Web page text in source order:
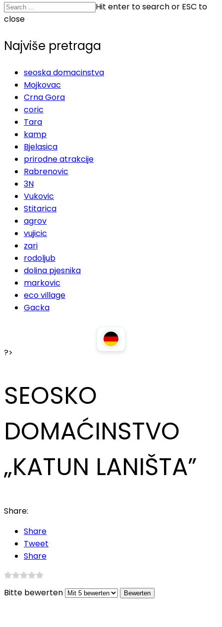
Hit enter to search or ESC to
close
Najviše pretraga
seoska domacinstva
Mojkovac
Crna Gora
coric
Tara
kamp
Bjelasica
prirodne atrakcije
Rabrenovic
3N
Vukovic
Stitarica
agrov
vujicic
zari
rodoljub
dolina pjesnika
markovic
eco village
Gacka
?>
SEOSKO
DOMAĆINSTVO
„KATUN LANIŠTA”
Share:
Share
Tweet
Share
Bitte bewerten